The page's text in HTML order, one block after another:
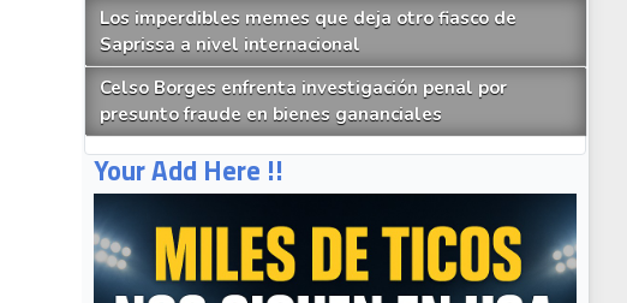
Los imperdibles memes que deja otro fiasco de
Saprissa a nivel internacional
Celso Borges enfrenta investigación penal por
presunto fraude en bienes gananciales
Your Add Here !!